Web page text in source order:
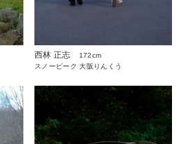
西林 正志
172cm
スノーピーク 大阪りんくう